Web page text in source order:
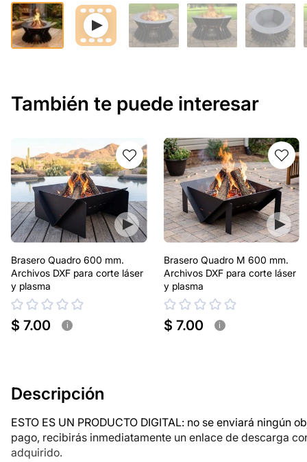
También te puede interesar
Brasero Quadro 600 mm.
Archivos DXF para corte láser
y plasma
$ 7.00 i
Brasero Quadro M 600 mm.
Archivos DXF para corte láser
y plasma
$ 7.00 i
Descripción
ESTO ES UN PRODUCTO DIGITAL: no se enviará ningún
pago, recibirás inmediatamente un enlace de descarga
adquirido.